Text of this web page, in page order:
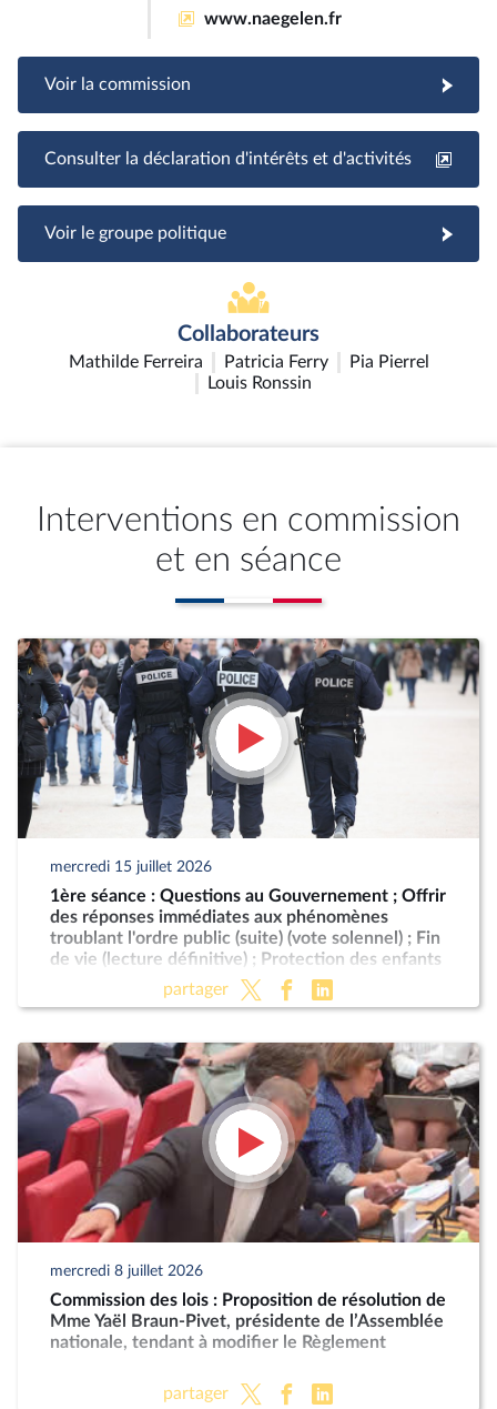
www.naegelen.fr
Voir la commission
Consulter la déclaration d'intérêts et d'activités
Voir le groupe politique
Collaborateurs
Mathilde Ferreira Patricia Ferry
Pia Pierrel
Louis Ronssin
Interventions en commission
et en séance
mercredi 15 juillet 2026
1ère séance : Questions au Gouvernement ; Offrir
des réponses immédiates aux phénomènes
troublant l'ordre public (suite) (vote solennel) ; Fin
de vie (lecture définitive) ; Protection des enfants
partager
mercredi 8 juillet 2026
Commission des lois : Proposition de résolution de
Mme Yaël Braun-Pivet, présidente de l’Assemblée
nationale, tendant à modifier le Règlement
partager